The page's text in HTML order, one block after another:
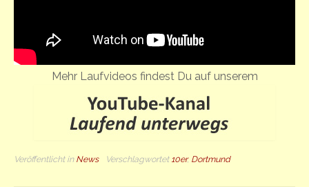
Mehr Laufvideos findest Du auf unserem
Veröffentlicht in News Verschlagwortet 10er, Dortmund